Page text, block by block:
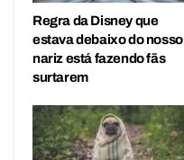
Regra da Disney que
estava debaixo do nosso
nariz está fazendo fãs
surtarem